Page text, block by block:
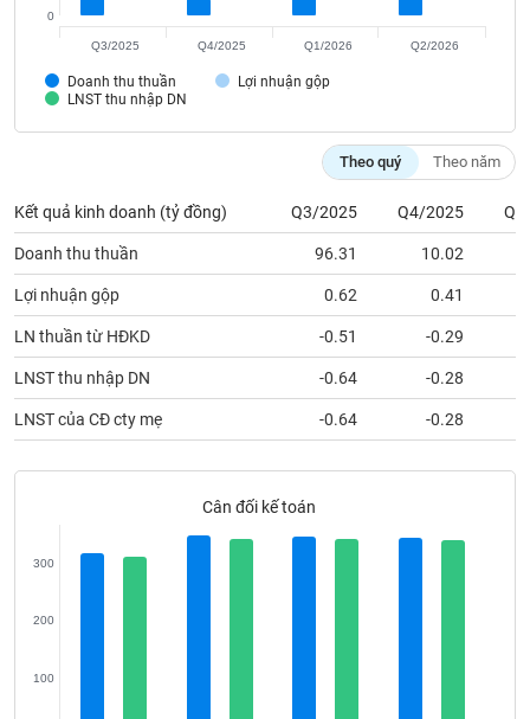
Doanh thu thuần
Lợi nhuận gộp
LNST thu nhập DN
0
Q3/2025 Q4/2025 Q1/2026 Q2/2026
Theo quý Theo năm
Kết quả kinh doanh (tỷ đồng) Q3/2025 Q4/2025
Doanh thu thuần 96.31 10.02
Lợi nhuận gộp 0.62 0.41
LN thuần từ HĐKD -0.51 -0.29
LNST thu nhập DN -0.64 -0.28
LNST của CĐ cty mẹ -0.64 -0.28
Cân đối kế toán
100
200
300
Lãnh
đạo
Người liên quan Cổ đông lớn
Tin
tức
(-)
Bài
của
tác
giả
(-)
tích
ngữ